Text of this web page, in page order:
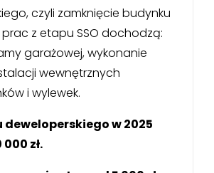
czyli zamknięcie budynku
z etapu SSO dochodzą:
garażowej, wykonanie
wewnętrznych
i wylewek.
deweloperskiego w 2025
zł.